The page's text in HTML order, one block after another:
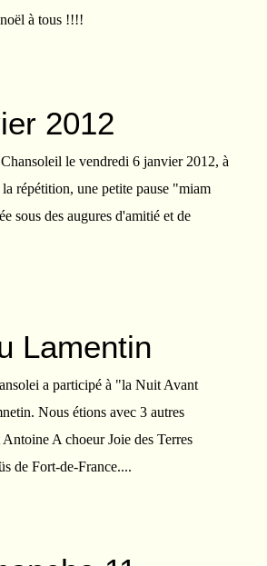
à tous !!!!
2012
le vendredi 6 janvier 2012, à
répétition, une petite pause "miam
sous des augures d'amitié et de
Lamentin
a participé à "la Nuit Avant
Nous étions avec 3 autres
A choeur Joie des Terres
de Fort-de-France....